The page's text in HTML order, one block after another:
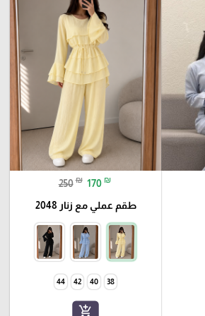
250 ₪ 170 ₪
طقم عملي مع زنار 2048
38
40
42
44
add_shopping_cart